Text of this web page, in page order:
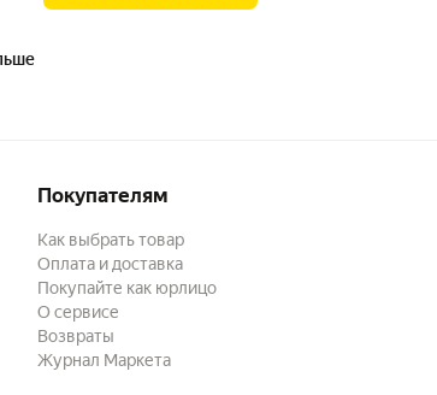
Покупателям
Как выбрать товар
Оплата и доставка
Покупайте как юрлицо
О сервисе
Возвраты
Журнал Маркета